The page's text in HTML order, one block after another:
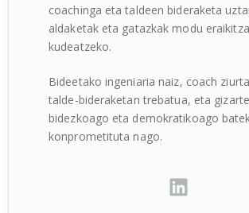
coachinga eta taldeen bideraketa
aldaketak eta gatazkak modu
kudeatzeko.
Bideetako ingeniaria naiz, coach
talde-bideraketan trebatua, eta gizarte
bidezkoago eta demokratikoago
konprometituta nago.